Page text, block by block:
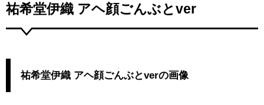
祐希堂伊織 アヘ顔ごんぶとver
祐希堂伊織 アヘ顔ごんぶとverの画像